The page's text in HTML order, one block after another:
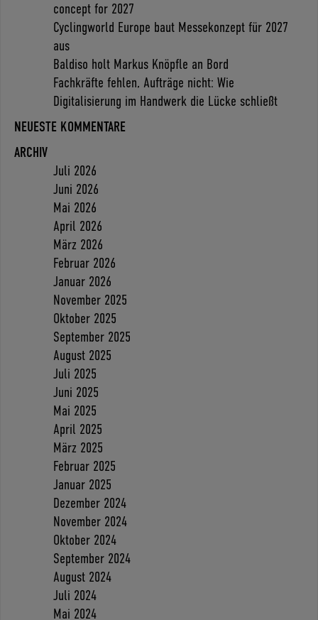
concept for 2027
Cyclingworld Europe baut Messekonzept für 2027
aus
Baldiso holt Markus Knöpfle an Bord
Fachkräfte fehlen, Aufträge nicht: Wie
Digitalisierung im Handwerk die Lücke schließt
NEUESTE KOMMENTARE
ARCHIV
Juli 2026
Juni 2026
Mai 2026
April 2026
März 2026
Februar 2026
Januar 2026
November 2025
Oktober 2025
September 2025
August 2025
Juli 2025
Juni 2025
Mai 2025
April 2025
März 2025
Februar 2025
Januar 2025
Dezember 2024
November 2024
Oktober 2024
September 2024
August 2024
Juli 2024
Mai 2024